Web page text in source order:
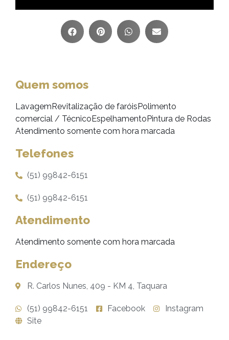
Quem somos
LavagemRevitalização de faróisPolimento
comercial / TécnicoEspelhamentoPintura de Rodas
Atendimento somente com hora marcada
Telefones
(51) 99842-6151
(51) 99842-6151
Atendimento
Atendimento somente com hora marcada
Endereço
R. Carlos Nunes, 409 - KM 4, Taquara
(51) 99842-6151 Facebook
Instagram
Site